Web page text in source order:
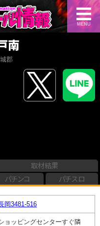
MENU
南
郡
取材結果
パチンコ パチスロ
岡3481-516
ョッピングセンターすぐ隣